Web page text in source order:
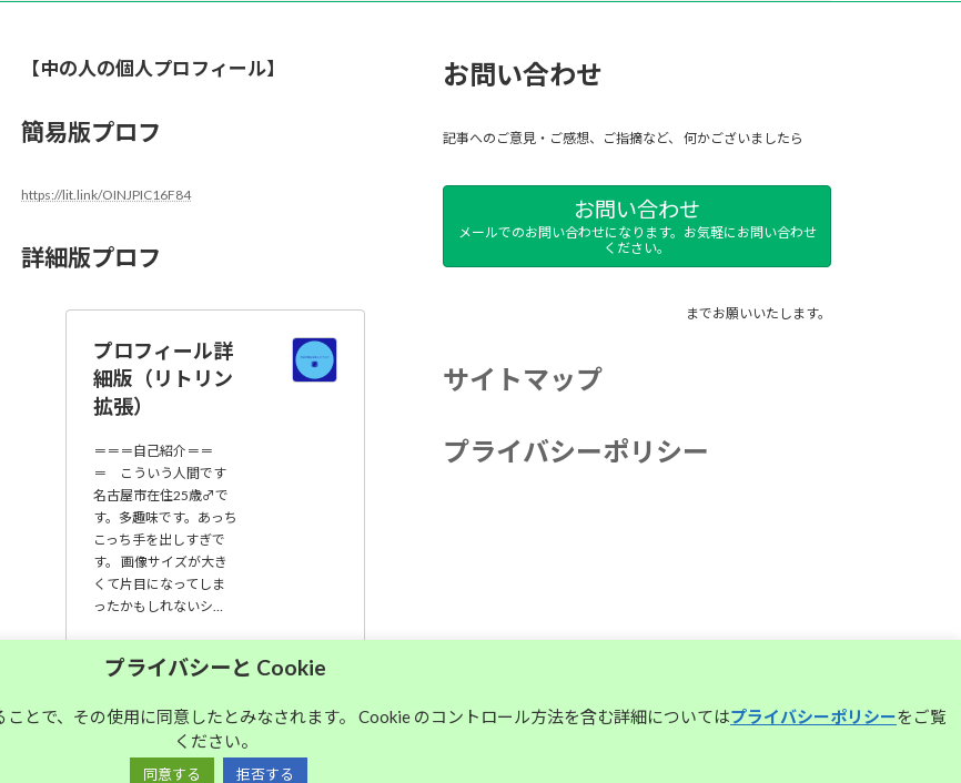
【中の人の個人プロフィール】
簡易版プロフ
https://lit.link/OINJPIC16F84
詳細版プロフ
プロフィール詳
細版（リトリン
拡張）
＝＝＝自己紹介＝＝
＝ こういう人間です
名古屋市在住25歳♂で
す。多趣味です。あっち
こっち手を出しすぎで
す。 画像サイズが大き
くて片目になってしま
ったかもしれないシ…
大須中毒名古屋人
のブログ
お問い合わせ
記事へのご意見・ご感想、ご指摘など、 何かございましたら
お問い合わせ
メールでのお問い合わせになります。お気軽にお問い合わせ
ください。
までお願いいたします。
サイトマップ
プライバシーポリシー
Copyright © 大須中毒名古屋人のブログ All Rights Reserved.
プライバシーと Cookie
とで、その使用に同意したとみなされます。 Cookie のコントロール方法を含む詳細についてはプライバシーポリシーをご覧
ください。
同意する 拒否する